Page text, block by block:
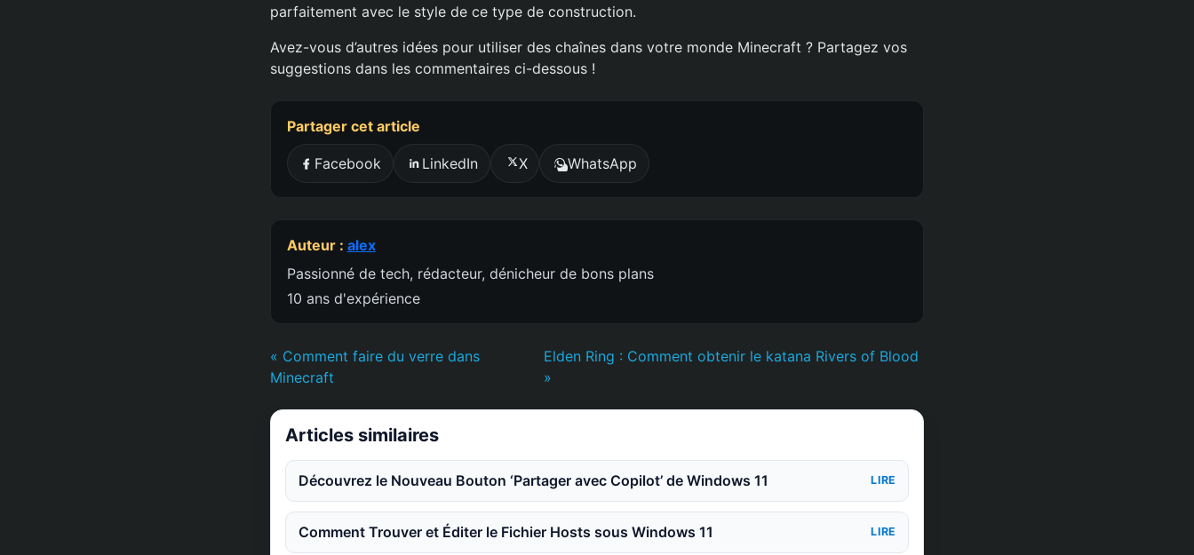
parfaitement avec le style de ce type de construction.
Avez-vous d’autres idées pour utiliser des chaînes dans votre monde Minecraft ? Partagez vos
suggestions dans les commentaires ci-dessous !
Partager cet article
Facebook LinkedIn X WhatsApp
Auteur : alex
Passionné de tech, rédacteur, dénicheur de bons plans
10 ans d'expérience
« Comment faire du verre dans
Minecraft
Elden Ring : Comment obtenir le katana Rivers of Blood
»
Articles similaires
Découvrez le Nouveau Bouton ‘Partager avec Copilot’ de Windows 11 LIRE
Comment Trouver et Éditer le Fichier Hosts sous Windows 11 LIRE